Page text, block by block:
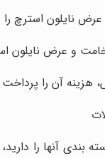
نایلون استرچ را
و عرض نایلون
آن را پرداخت
آنها را